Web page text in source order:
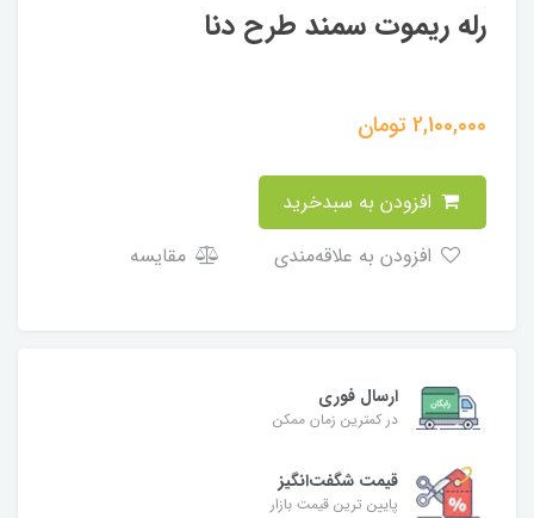
رله ریموت سمند طرح دنا
2,100,000تومان
مقایسه
ارسال فوری
در کمترین زمان ممکن
قیمت شگفت‌انگیز
پایین ترین قیمت بازار